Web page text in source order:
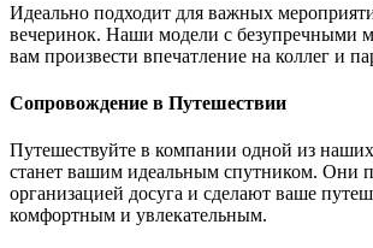
Идеально подходит для важных
вечеринок. Наши модели с безупречными
вам произвести впечатление на коллег и
Сопровождение в Путешествии
Путешествуйте в компании одной из
станет вашим идеальным спутником. Они
организацией досуга и сделают ваше
комфортным и увлекательным.